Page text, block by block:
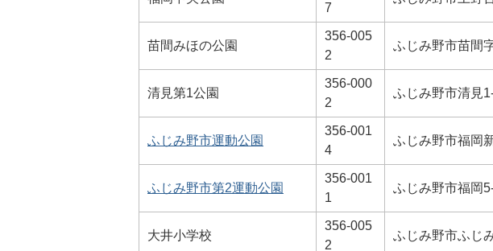
7
苗間みほの公園
356-005
2
ふじみ野市苗間
清見第1公園
356-000
2
ふじみ野市清見
ふじみ野市運動公園
356-001
4
ふじみ野市福岡
ふじみ野市第2運動公園
356-001
1
ふじみ野市福岡
大井小学校
356-005
2
ふじみ野市ふじ